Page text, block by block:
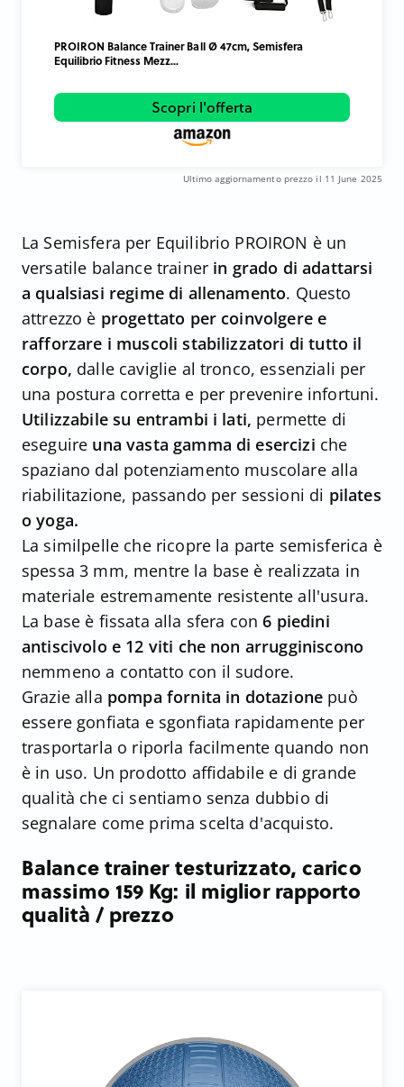
PROIRON Balance Trainer Ball Ø 47cm, Semisfera
Equilibrio Fitness Mezz...
Scopri l'offerta
Ultimo aggiornamento prezzo il 11 June 2025
La Semisfera per Equilibrio PROIRON è un
versatile balance trainer in grado di adattarsi
a qualsiasi regime di allenamento. Questo
attrezzo è progettato per coinvolgere e
rafforzare i muscoli stabilizzatori di tutto il
corpo, dalle caviglie al tronco, essenziali per
una postura corretta e per prevenire infortuni.
Utilizzabile su entrambi i lati, permette di
eseguire una vasta gamma di esercizi che
spaziano dal potenziamento muscolare alla
riabilitazione, passando per sessioni di pilates
o yoga.
La similpelle che ricopre la parte semisferica è
spessa 3 mm, mentre la base è realizzata in
materiale estremamente resistente all'usura.
La base è fissata alla sfera con6 piedini
antiscivolo e 12 viti che non arrugginiscono
nemmeno a contatto con il sudore.
Grazie alla pompa fornita in dotazione può
essere gonfiata e sgonfiata rapidamente per
trasportarla o riporla facilmente quando non
è in uso. Un prodotto affidabile e di grande
qualità che ci sentiamo senza dubbio di
segnalare come prima scelta d'acquisto.
Balance trainer testurizzato, carico
massimo 159 Kg: il miglior rapporto
qualità / prezzo